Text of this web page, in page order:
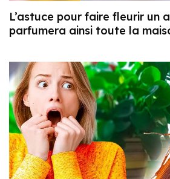
L’astuce pour faire fleurir un
parfumera ainsi toute la